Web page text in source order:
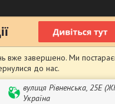
завершено. Ми
до нас.
вулиця Рівненська, 25Е
Україна